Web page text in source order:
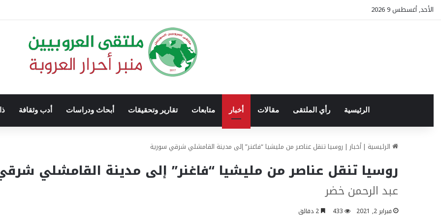
الأحد, أغسطس 9 2026
الرئيسية رأي الملتقى مقالات أخبار متابعات تقارير وتحقيقات أبحاث ودراسات أدب وثقافة
الرئيسية | أخبار | روسيا تنقل عناصر من مليشيا “فاغنر” إلى مدينة القامشلي شرقي سورية
روسيا تنقل عناصر من مليشيا “فاغنر” إلى مدينة القامشلي
عبد الرحمن خضر
فبراير 2, 2021 433